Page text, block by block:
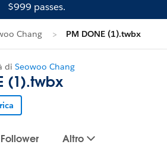
$999 passes.
Chang PM DONE (1).twbx
di Seowoo Chang
(1).twbx
Follower Altro